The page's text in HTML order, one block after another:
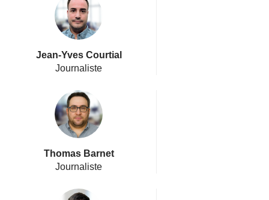
Jean-Yves Courtial
Journaliste
Thomas Barnet
Journaliste